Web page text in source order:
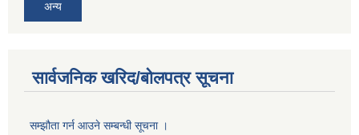
अन्य
सार्वजनिक खरिद/बोलपत्र सूचना
सम्झौता गर्न आउने सम्बन्धी सूचना ।